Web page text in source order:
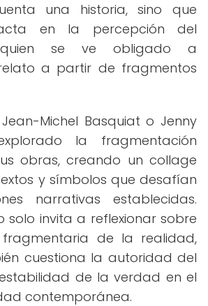
una historia, sino que
en la percepción del
quien se ve obligado a
a partir de fragmentos
Michel Basquiat o Jenny
la fragmentación
obras, creando un collage
y símbolos que desafían
narrativas establecidas.
solo invita a reflexionar sobre
de la realidad,
cuestiona la autoridad del
de la verdad en el
contemporánea.